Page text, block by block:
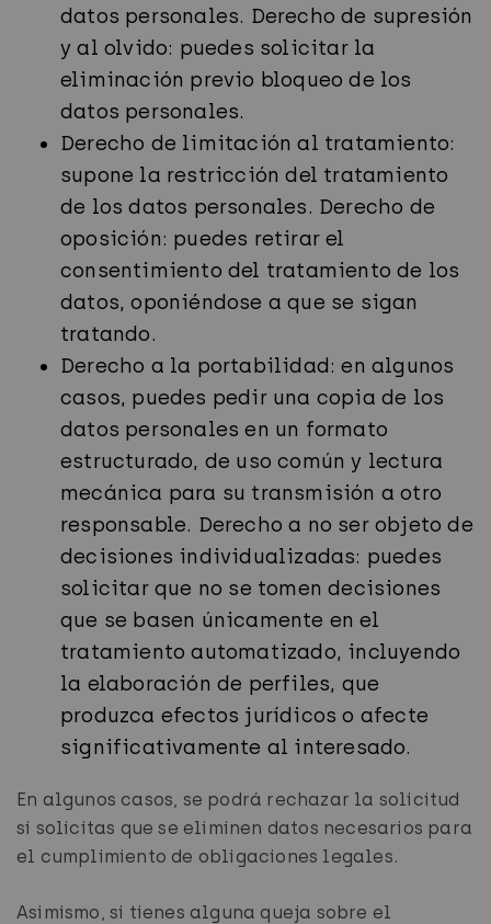
datos personales. Derecho de supresión
y al olvido: puedes solicitar la
eliminación previo bloqueo de los
datos personales.
Derecho de limitación al tratamiento:
supone la restricción del tratamiento
de los datos personales. Derecho de
oposición: puedes retirar el
consentimiento del tratamiento de los
datos, oponiéndose a que se sigan
tratando.
Derecho a la portabilidad: en algunos
casos, puedes pedir una copia de los
datos personales en un formato
estructurado, de uso común y lectura
mecánica para su transmisión a otro
responsable. Derecho a no ser objeto de
decisiones individualizadas: puedes
solicitar que no se tomen decisiones
que se basen únicamente en el
tratamiento automatizado, incluyendo
la elaboración de perfiles, que
produzca efectos jurídicos o afecte
significativamente al interesado.
En algunos casos, se podrá rechazar la solicitud
si solicitas que se eliminen datos necesarios para
el cumplimiento de obligaciones legales.
Asimismo, si tienes alguna queja sobre el